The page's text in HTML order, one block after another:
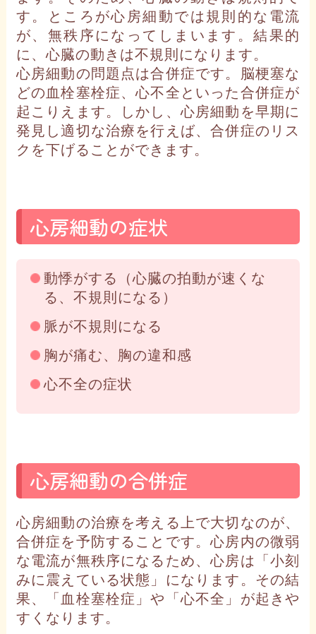
す。ところが心房細動では規則的な電流
が、無秩序になってしまいます。結果的
に、心臓の動きは不規則になります。
心房細動の問題点は合併症です。脳梗塞な
どの血栓塞栓症、心不全といった合併症が
起こりえます。しかし、心房細動を早期に
発見し適切な治療を行えば、合併症のリス
クを下げることができます。
心房細動の症状
動悸がする（心臓の拍動が速くな
る、不規則になる）
脈が不規則になる
胸が痛む、胸の違和感
心不全の症状
心房細動の合併症
心房細動の治療を考える上で大切なのが、
合併症を予防することです。心房内の微弱
な電流が無秩序になるため、心房は「小刻
みに震えている状態」になります。その結
果、「血栓塞栓症」や「心不全」が起きや
すくなります。